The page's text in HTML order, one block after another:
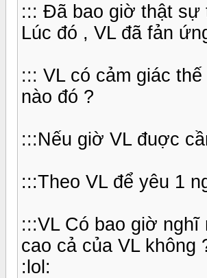
::: Đã bao giờ thật sự
Lúc đó , VL đã fản
::: VL có cảm giác
nào đó ?
:::Nếu giờ VL đuợc
:::Theo VL để yêu 1
:::VL Có bao giờ
cao cả của VL không
:lol: